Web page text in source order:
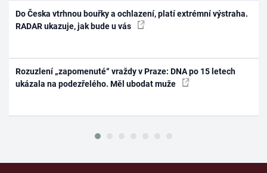
Do Česka vtrhnou bouřky a ochlazení, platí extrémní výstraha.
RADAR ukazuje, jak bude u vás
Rozuzlení „zapomenuté“ vraždy v Praze: DNA po 15 letech
ukázala na podezřelého. Měl ubodat muže